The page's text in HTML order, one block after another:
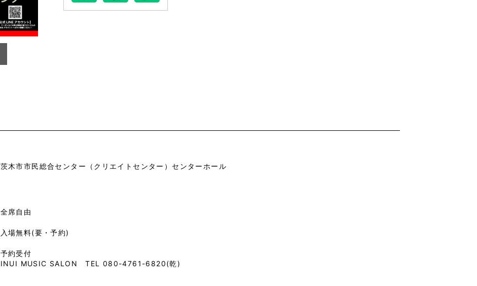
茨木市市民総合センター（クリエイトセンター）センターホール
全席自由
入場無料(要・予約)
予約受付
INUI MUSIC SALON TEL 080-4761-6820(乾)